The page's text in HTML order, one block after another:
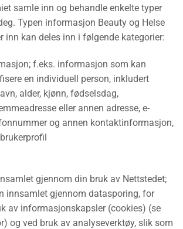
samle inn og behandle enkelte typer
Typen informasjon Beauty og Helse
inn kan deles inn i følgende kategorier:
f.eks. informasjon som kan
en individuell person, inkludert
alder, kjønn, fødselsdag,
eller annen adresse, e-
og annen kontaktinformasjon,
gjennom din bruk av Nettstedet;
innsamlet gjennom datasporing, for
av informasjonskapsler (cookies) (se
og ved bruk av analyseverktøy, slik som